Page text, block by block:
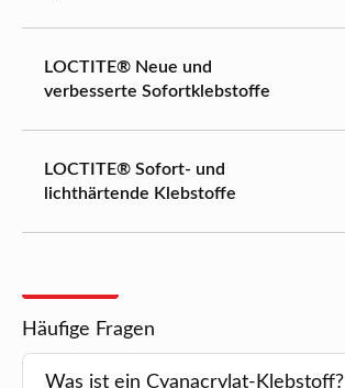
LOCTITE® Neue und
verbesserte Sofortklebstoffe
LOCTITE® Sofort- und
lichthärtende Klebstoffe
Häufige Fragen
Was ist ein Cyanacrylat-Klebstoff?